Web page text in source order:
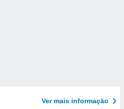
Ver mais informaçāo